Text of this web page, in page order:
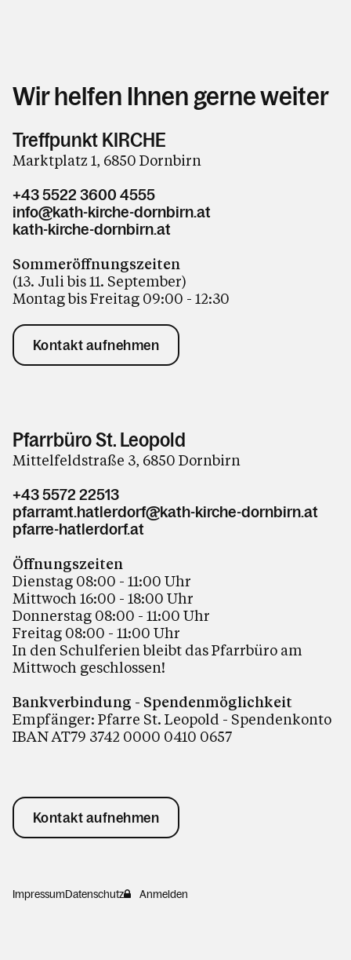
Wir helfen Ihnen gerne weiter
Treffpunkt KIRCHE
Marktplatz 1, 6850 Dornbirn
+43 5522 3600 4555
info@kath-kirche-dornbirn.at
kath-kirche-dornbirn.at
Sommeröffnungszeiten
(13. Juli bis 11. September)
Montag bis Freitag 09:00 - 12:30
Kontakt aufnehmen
Pfarrbüro St. Leopold
Mittelfeldstraße 3, 6850 Dornbirn
+43 5572 22513
pfarramt.hatlerdorf@kath-kirche-dornbirn.at
pfarre-hatlerdorf.at
Öffnungszeiten
Dienstag 08:00 - 11:00 Uhr
Mittwoch 16:00 - 18:00 Uhr
Donnerstag 08:00 - 11:00 Uhr
Freitag 08:00 - 11:00 Uhr
In den Schulferien bleibt das Pfarrbüro am
Mittwoch geschlossen!
Bankverbindung - Spendenmöglichkeit
Empfänger: Pfarre St. Leopold - Spendenkonto
IBAN AT79 3742 0000 0410 0657
Kontakt aufnehmen
ImpressumDatenschutz Anmelden